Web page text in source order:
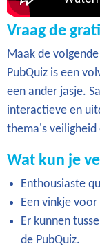
Vraag de
Maak de
PubQuiz is een
een ander jasje.
interactieve en
thema's
Wat kun je
Enthousiaste
Een vinkje
Er kunnen
de PubQuiz.